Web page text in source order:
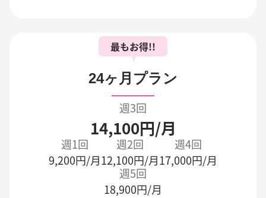
最もお得!!
24ヶ月プラン
週3回
14,100円/月
週1回
9,200円/月
週2回
12,100円/月
週4回
17,000円/月
週5回
18,900円/月